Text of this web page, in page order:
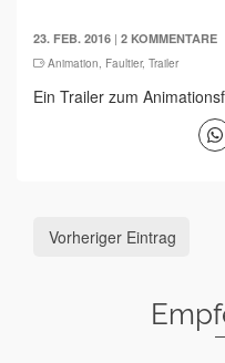
23. FEB. 2016 | 2 KOMMENTARE
Animation, Faultier, Trailer
Ein Trailer zum
Vorheriger Eintrag